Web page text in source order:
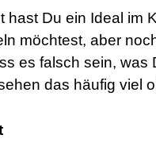
hast Du ein Ideal im
möchtest, aber
es falsch sein, was
das häufig viel